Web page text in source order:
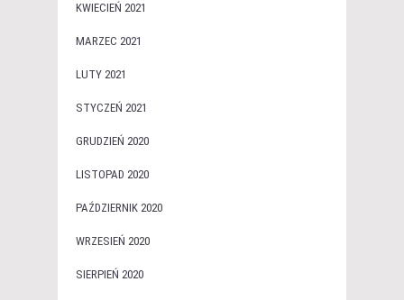
KWIECIEŃ 2021
MARZEC 2021
LUTY 2021
STYCZEŃ 2021
GRUDZIEŃ 2020
LISTOPAD 2020
PAŹDZIERNIK 2020
WRZESIEŃ 2020
SIERPIEŃ 2020